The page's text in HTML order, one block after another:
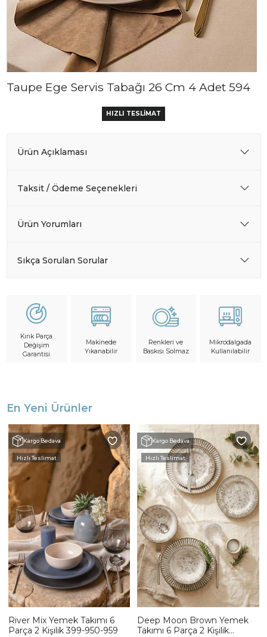
Taupe Ege Servis Tabağı 26 Cm 4 Adet 594
HIZLI TESLİMAT
Ürün Açıklaması
Taksit / Ödeme Seçenekleri
Ürün Yorumları
Sıkça Sorulan Sorular
Kırık Parça
Değişim
Garantisi
Makinede
Yıkanabilir
Renkleri ve
Baskısı Solmaz
Mikrodalgada
Kullanılabilir
En Yeni Ürünler
Kargo Bedava
Hızlı Teslimat
River Mix Yemek Takımı 6
Parça 2 Kişilik 399-950-959
Kargo Bedava
Hızlı Teslimat
Deep Moon Brown Yemek
Takımı 6 Parça 2 Kişilik